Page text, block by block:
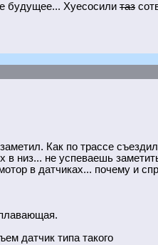
будущее... Хуесосили таз
Как по трассе
в низ... не успеваешь
в датчиках... почему и
датчик типа такого